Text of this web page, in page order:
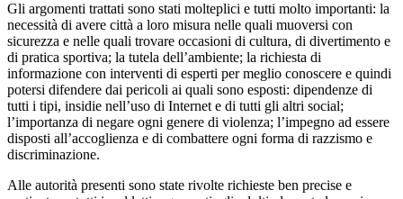
Gli argomenti trattati sono stati molteplici e tutti molto importanti: la
necessità di avere città a loro misura nelle quali muoversi con
sicurezza e nelle quali trovare occasioni di cultura, di divertimento e
di pratica sportiva; la tutela dell’ambiente; la richiesta di
informazione con interventi di esperti per meglio conoscere e quindi
potersi difendere dai pericoli ai quali sono esposti: dipendenze di
tutti i tipi, insidie nell’uso di Internet e di tutti gli altri social;
l’importanza di negare ogni genere di violenza; l’impegno ad essere
disposti all’accoglienza e di combattere ogni forma di razzismo e
discriminazione.
Alle autorità presenti sono state rivolte richieste ben precise e